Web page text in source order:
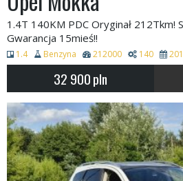
1.4T 140KM PDC Oryginał 212Tkm!
Gwarancja 15mieś!!
1.4 Benzyna 212000 140
32 900pln